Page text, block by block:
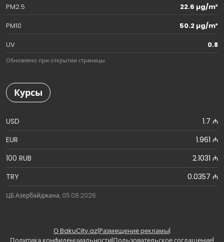
PM2.5
22.6 µg/m³
PM10
50.2 µg/m³
UV
0.8
Обновлено при открытии страницы
Курсы
USD
1.7 ₼
EUR
1.961 ₼
100 RUB
2.1031 ₼
TRY
0.0357 ₼
ЦБ Азербайджана, 05.08.2026
О BakuCity.az|Размещение рекламы|